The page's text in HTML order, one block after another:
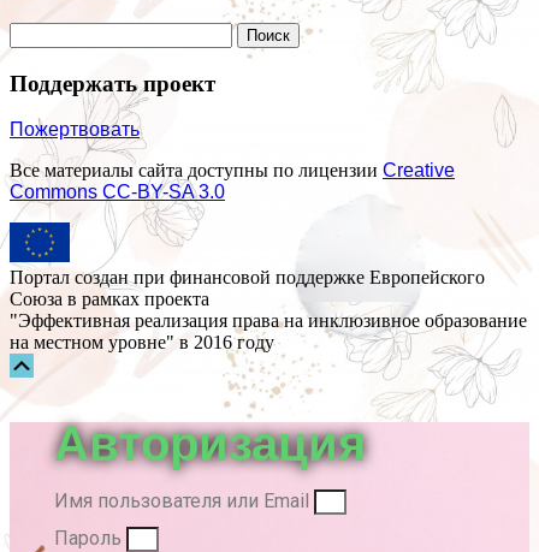
Поддержать проект
Пожертвовать
Все материалы сайта доступны по лицензии Creative
Commons СС-BY-SA 3.0
Портал создан при финансовой поддержке Европейского
Союза в рамках проекта
"Эффективная реализация права на инклюзивное образование
на местном уровне" в 2016 году
Авторизация
Имя пользователя или Email
Пароль